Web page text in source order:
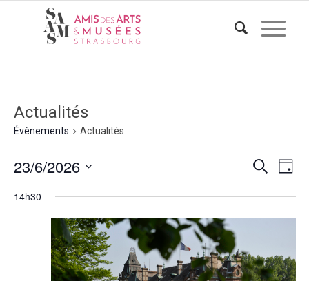
Actualités
Évènements Actualités
vues
Recherche
de
Jour
23/6/2026
14h30